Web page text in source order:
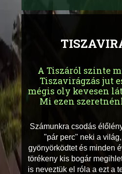
A Tiszáról szinte
Tiszavirágzás jut
mégis oly kevesen
Mi ezen
Számunkra csodás
"pár perc" neki a
gyönyörködtet és minden
törékeny kis bogár
is neveztük el róla a ezt a